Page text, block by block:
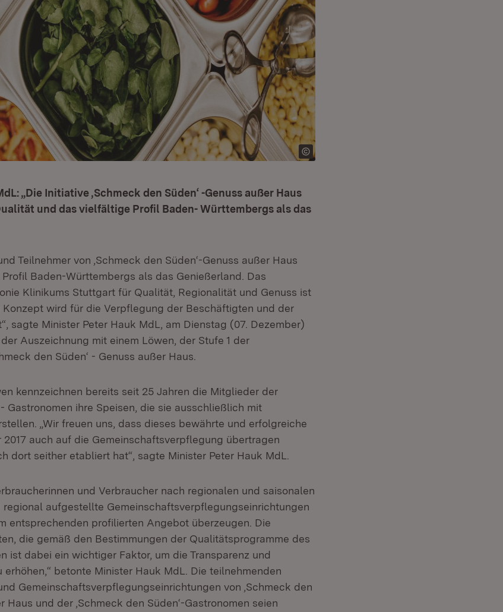
„Die Initiative ‚Schmeck den Süden‘ -Genuss außer Haus
und das vielfältige Profil Baden- Württembergs als das
Teilnehmer von ‚Schmeck den Süden‘-Genuss außer Haus
Baden-Württembergs als das Genießerland. Das
Klinikums Stuttgart für Qualität, Regionalität und Genuss ist
wird für die Verpflegung der Beschäftigten und der
sagte Minister Peter Hauk MdL, am Dienstag (07. Dezember)
Auszeichnung mit einem Löwen, der Stufe 1 der
den Süden‘ - Genuss außer Haus.
kennzeichnen bereits seit 25 Jahren die Mitglieder der
- Gastronomen ihre Speisen, die sie ausschließlich mit
„Wir freuen uns, dass dieses bewährte und erfolgreiche
2017 auch auf die Gemeinschaftsverpflegung übertragen
dort seither etabliert hat“, sagte Minister Peter Hauk MdL.
und Verbraucher nach regionalen und saisonalen
aufgestellte Gemeinschaftsverpflegungseinrichtungen
entsprechenden profilierten Angebot überzeugen. Die
die gemäß den Bestimmungen der Qualitätsprogramme des
ist dabei ein wichtiger Faktor, um die Transparenz und
betonte Minister Hauk MdL. Die teilnehmenden
Gemeinschaftsverpflegungseinrichtungen von ‚Schmeck den
Haus und der ‚Schmeck den Süden‘-Gastronomen seien